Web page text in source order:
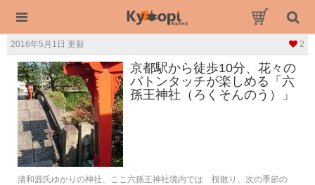
2016年5月1日 更新 2
京都駅から徒歩10分、花々の
バトンタッチが楽しめる「六
孫王神社（ろくそんのう）」
清和源氏ゆかりの神社、ここ六孫王神社境内では 桜散り、次の季節の